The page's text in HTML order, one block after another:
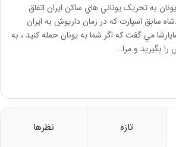
به تحريک يوناني هاي ساكن ايران اتفاق
سابق اسپارت كه در زمان داريوش به ايران
مي گفت كه اگر شما به يونان حمله كنيد ، به
بگيريد و مرا…
تازه نظرها